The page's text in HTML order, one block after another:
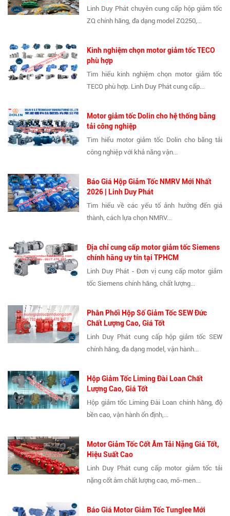
Linh Duy Phát chuyên cung cấp hộp giảm tốc
ZQ chính hãng, đa dạng model ZQ250,...
Kinh nghiệm chọn motor giảm tốc TECO
phù hợp
Tìm hiểu kinh nghiệm chọn motor giảm tốc
TECO phù hợp. Linh Duy Phát cung cấp...
Motor giảm tốc Dolin cho hệ thống băng
tải công nghiệp
Tìm hiểu motor giảm tốc Dolin cho băng tải
công nghiệp với khả năng vận...
Báo Giá Hộp Giảm Tốc NMRV Mới Nhất
2026 | Linh Duy Phát
Tìm hiểu về các yếu tố ảnh hưởng đến giá
thành, cách lựa chọn NMRV...
Địa chỉ cung cấp motor giảm tốc Siemens
chính hãng uy tín tại TPHCM
Linh Duy Phát - Đơn vị cung cấp motor giảm
tốc Siemens chính hãng, chất lượng...
Phân Phối Hộp Số Giảm Tốc SEW Đức
Chất Lượng Cao, Giá Tốt
Linh Duy Phát cung cấp hộp giảm tốc SEW
chính hãng, đa dạng model, vận hành...
Hộp Giảm Tốc Liming Đài Loan Chất
Lượng Cao, Giá Tốt
Hộp giảm tốc Liming Đài Loan chính hãng, độ
bền cao, vận hành ổn định,...
Motor Giảm Tốc Cốt Âm Tải Nặng Giá Tốt,
Hiệu Suất Cao
Linh Duy Phát cung cấp motor giảm tốc tải
nặng cốt âm chất lượng cao, mô-men...
Báo Giá Motor Giảm Tốc Tunglee Mới